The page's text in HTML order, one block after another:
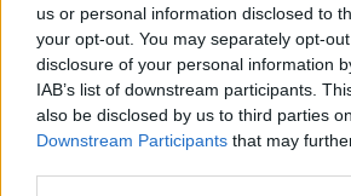
us or personal information disclosed to
your opt-out. You may separately opt-
disclosure of your personal information
IAB’s list of downstream participants.
also be disclosed by us to third parties
Downstream Participants that may